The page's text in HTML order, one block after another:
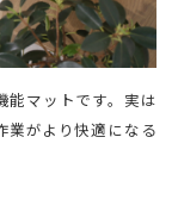
能マットです。実は
業がより快適になる